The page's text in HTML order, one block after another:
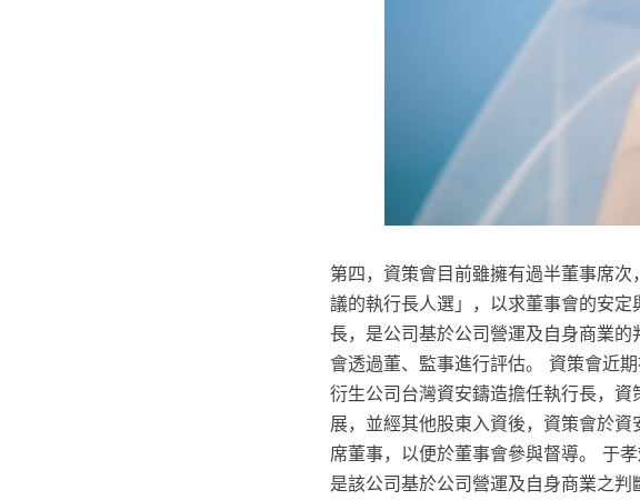
第四，資策會目前雖擁有過半董事席
議的執行長人選」，以求董事會的安
長，是公司基於公司營運及自身商業
會透過董、監事進行評估。 資策會近
衍生公司台灣資安鑄造擔任執行長，
展，並經其他股東入資後，資策會於
席董事，以便於董事會參與督導。 于
是該公司基於公司營運及自身商業之